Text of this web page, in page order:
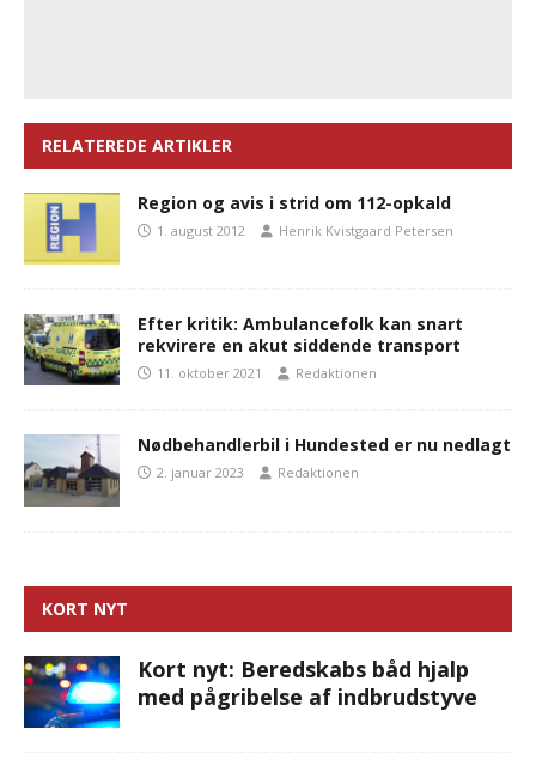
RELATEREDE ARTIKLER
Region og avis i strid om 112-opkald
1. august 2012 Henrik Kvistgaard Petersen
Efter kritik: Ambulancefolk kan snart
rekvirere en akut siddende transport
11. oktober 2021 Redaktionen
Nødbehandlerbil i Hundested er nu nedlagt
2. januar 2023 Redaktionen
KORT NYT
Kort nyt: Beredskabs båd hjalp
med pågribelse af indbrudstyve